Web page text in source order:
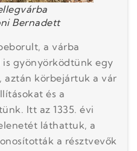
Bernadett
a várba
is gyönyörködtünk egy
aztán körbejártuk a vár
és a
Itt az 1335. évi
láthattuk, a
a résztvevők